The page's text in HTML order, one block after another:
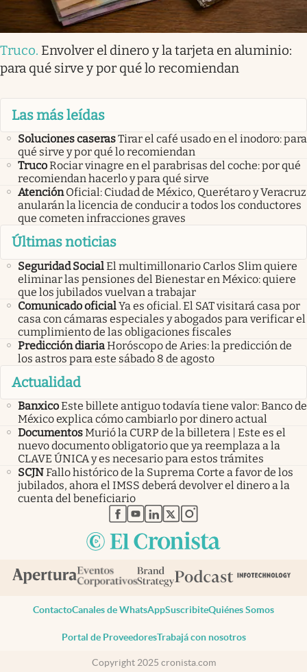
Truco. Envolver el dinero y la tarjeta en aluminio:
para qué sirve y por qué lo recomiendan
Las más leídas
Soluciones caserasTirar el café usado en el inodoro: para
qué sirve y por qué lo recomiendan
TrucoRociar vinagre en el parabrisas del coche: por qué
recomiendan hacerlo y para qué sirve
Atención Oficial: Ciudad de México, Querétaro y Veracruz
anularán la licencia de conducir a todos los conductores
que cometen infracciones graves
Últimas noticias
Seguridad SocialEl multimillonario Carlos Slim quiere
eliminar las pensiones del Bienestar en México: quiere
que los jubilados vuelvan a trabajar
Comunicado oficialYa es oficial. El SAT visitará casa por
casa con cámaras especiales y abogados para verificar el
cumplimiento de las obligaciones fiscales
Predicción diariaHoróscopo de Aries: la predicción de
los astros para este sábado 8 de agosto
Actualidad
BanxicoEste billete antiguo todavía tiene valor: Banco de
México explica cómo cambiarlo por dinero actual
DocumentosMurió la CURP de la billetera | Este es el
nuevo documento obligatorio que ya reemplaza a la
CLAVE ÚNICA y es necesario para estos trámites
SCJNFallo histórico de la Suprema Corte a favor de los
jubilados, ahora el IMSS deberá devolver el dinero a la
cuenta del beneficiario
abre en nueva pestaña
abre en nueva pestaña
abre en nueva pestaña
abre en nueva pestaña
abre en nueva pestaña
ContactoCanales de WhatsAppSuscribiteQuiénes Somos
Portal de ProveedoresTrabajá con nosotros
Copyright 2025 cronista.com